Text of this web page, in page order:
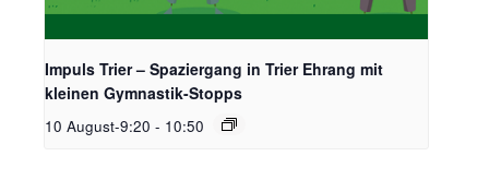
Impuls Trier – Spaziergang in Trier Ehrang mit
kleinen Gymnastik-Stopps
10 August-9:20 - 10:50